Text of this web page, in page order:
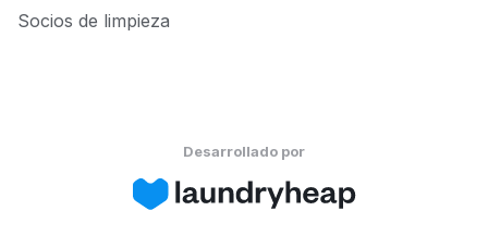
Socios de limpieza
Desarrollado por